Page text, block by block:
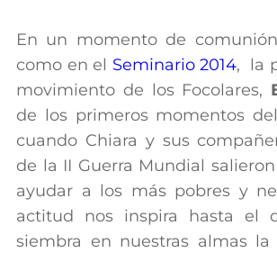
En un momento de
como en el Seminario 2014, la
movimiento de los Focolares,
de los primeros momentos
cuando Chiara y sus
de la II Guerra Mundial
ayudar a los más pobres y
actitud nos inspira hasta el
siembra en nuestras almas